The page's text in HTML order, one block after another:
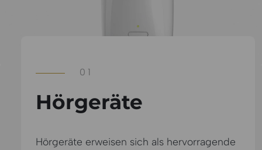
01
Hörgeräte
Hörgeräte erweisen sich als hervorragende